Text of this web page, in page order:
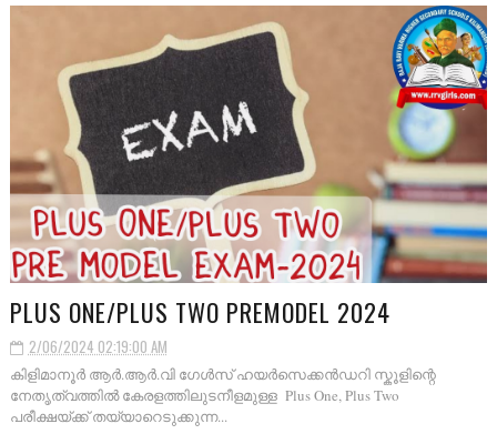
PLUS ONE/PLUS TWO PREMODEL 2024
2/06/2024 02:19:00 AM
കിളിമാനൂർ ആർ.ആർ.വി ഗേൾസ് ഹയർസെക്കൻഡറി സ്കൂളിന്റെ
നേതൃത്വത്തിൽ കേരളത്തിലുടനീളമുള്ള Plus One, Plus Two
പരീക്ഷയ്ക്ക് തയ്യാറെടുക്കുന്ന...